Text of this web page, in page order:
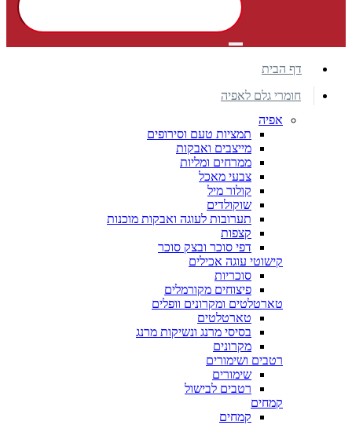
דף הבית
חומרי גלם לאפיה
אפיה
תמציות טעם וסירופים
מייצבים ואבקות
ממרחים ומליות
צבעי מאכל
קולור מיל
שוקולדים
תערובות לעוגה ואבקות מוכנות
קצפות
דפי סוכר ובצק סוכר
קישוטי עוגה אכילים
סוכריות
פיצוחים מקורמלים
טארטלטים ומקרונים וופלים
טארטלטים
בסיסי מרנג ונשיקות מרנג
מקרונים
רטבים ושימורים
שימורים
רטבים לבישול
קמחים
קמחים